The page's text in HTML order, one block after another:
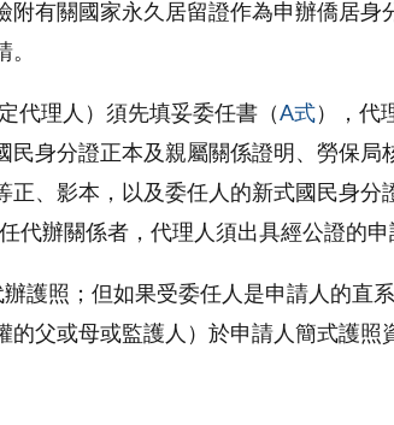
附有關國家永久居留證作為申辦僑居
代理人）須先填妥委任書（A式），代
身分證正本及親屬關係證明、勞保
正、影本，以及委任人的新式國民身
代辦關係者，代理人須出具經公證的申
護照；但如果受委任人是申請人的直
的父或母或監護人）於申請人簡式護